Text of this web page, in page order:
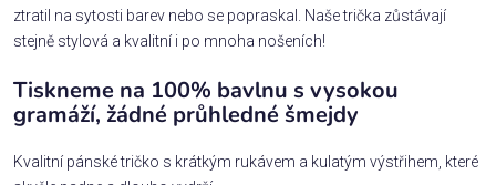
ztratil na sytosti barev nebo se popraskal. Naše trička zůstávají
stejně stylová a kvalitní i po mnoha nošeních!
Tiskneme na 100% bavlnu s vysokou
gramáží, žádné průhledné šmejdy
Kvalitní pánské tričko s krátkým rukávem a kulatým výstřihem, které